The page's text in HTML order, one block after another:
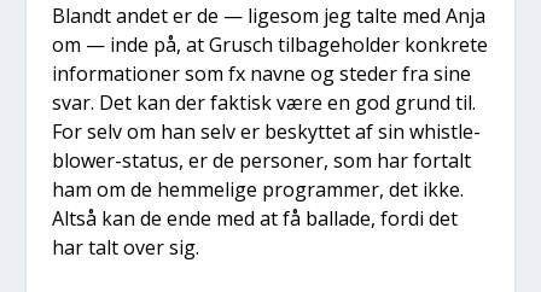
Blandt andet er de — lige­som jeg tal­te med Anja
om — inde på, at Grusch til­ba­ge­hol­der kon­kre­te
infor­ma­tio­ner som fx nav­ne og ste­der fra sine
svar. Det kan der fak­tisk være en god grund til.
For selv om han selv er beskyt­tet af sin whi­st­le­
blower-sta­tus, er de per­so­ner, som har for­talt
ham om de hem­me­li­ge pro­gram­mer, det ikke.
Alt­så kan de ende med at få bal­la­de, for­di det
har talt over sig.